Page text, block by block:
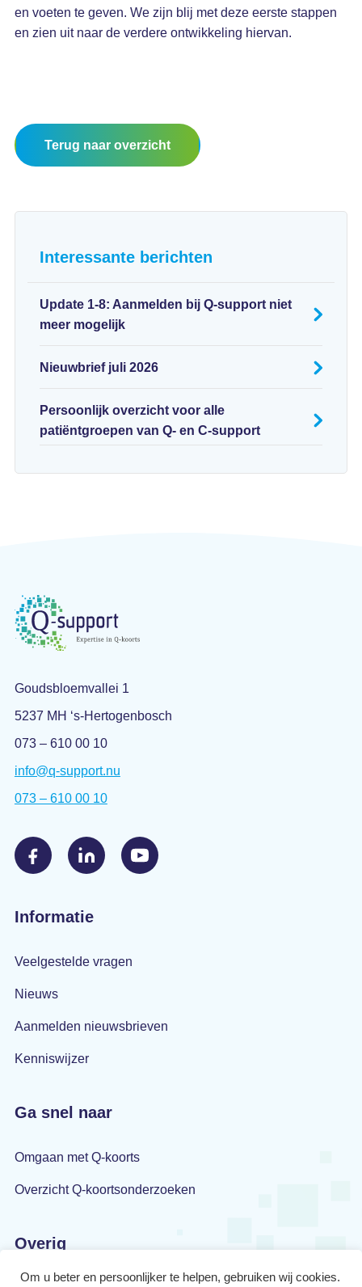
en voeten te geven. We zijn blij met deze eerste stappen
en zien uit naar de verdere ontwikkeling hiervan.
Terug naar overzicht
Interessante berichten
Update 1-8: Aanmelden bij Q-support niet
meer mogelijk
Nieuwbrief juli 2026
Persoonlijk overzicht voor alle
patiëntgroepen van Q- en C-support
Goudsbloemvallei 1
5237 MH ‘s-Hertogenbosch
073 – 610 00 10
info@q-support.nu
073 – 610 00 10
Informatie
Veelgestelde vragen
Nieuws
Aanmelden nieuwsbrieven
Kenniswijzer
Ga snel naar
Omgaan met Q-koorts
Overzicht Q-koortsonderzoeken
Overig
Om u beter en persoonlijker te helpen, gebruiken wij cookies.